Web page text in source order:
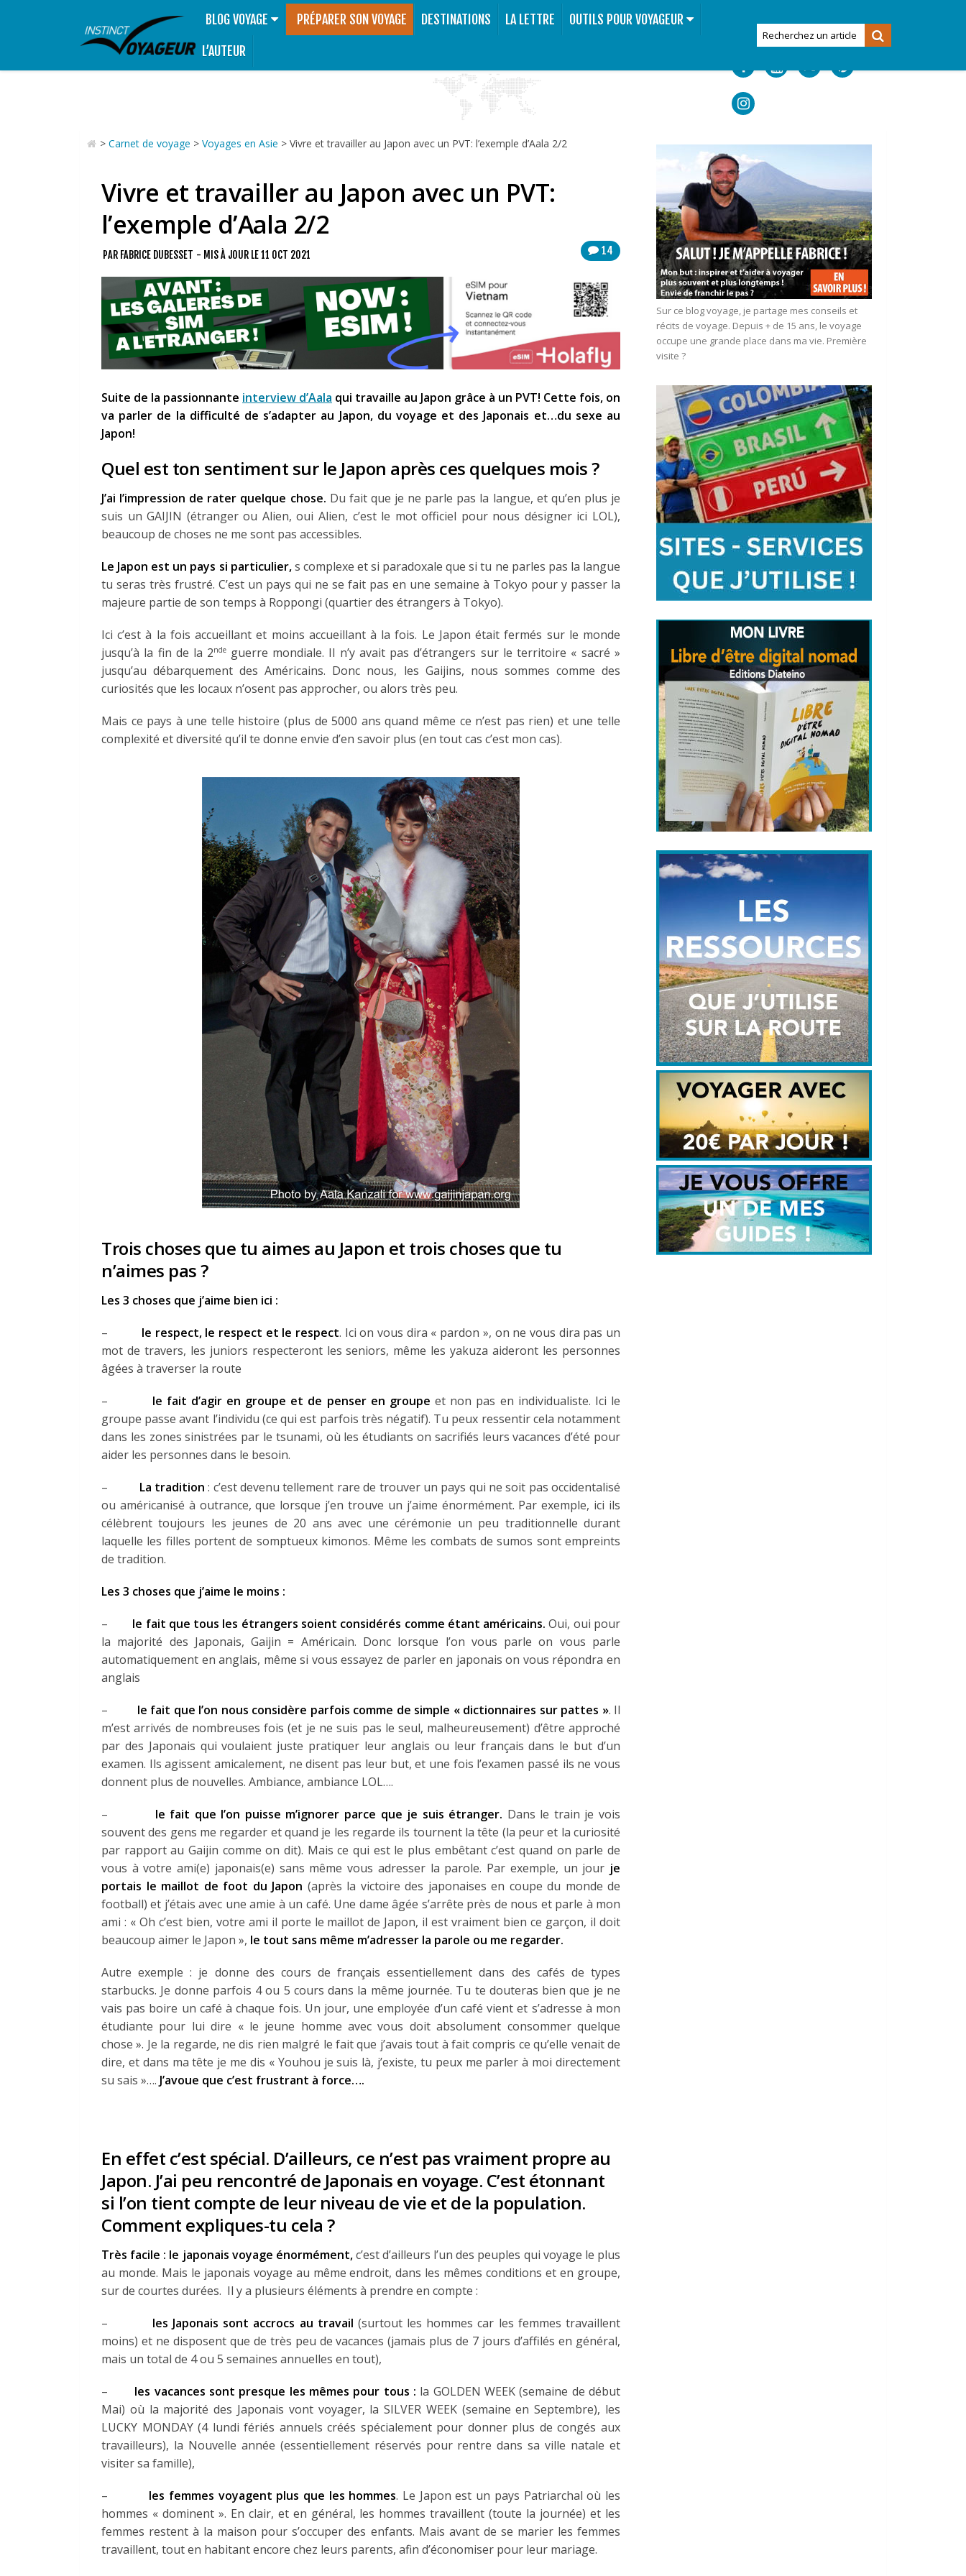
BLOG VOYAGE PRÉPARER SON VOYAGE DESTINATIONS LA LETTRE
OUTILS POUR VOYAGEUR
L’AUTEUR
> Carnet de voyage > Voyages en Asie > Vivre et travailler au Japon avec un PVT: l’exemple d’Aala 2/2
Vivre et travailler au Japon avec un PVT:
l’exemple d’Aala 2/2
14
PAR FABRICE DUBESSET - MIS À JOUR LE11 OCT 2021
Suite de la passionnante interview d’Aala qui travaille au Japon grâce à un PVT! Cette fois, on
va parler de la difficulté de s’adapter au Japon, du voyage et des Japonais et…du sexe au
Japon!
Quel est ton sentiment sur le Japon après ces quelques mois ?
J’ai l’impression de rater quelque chose. Du fait que je ne parle pas la langue, et qu’en plus je
suis un GAIJIN (étranger ou Alien, oui Alien, c’est le mot officiel pour nous désigner ici LOL),
beaucoup de choses ne me sont pas accessibles.
Le Japon est un pays si particulier,s complexe et si paradoxale que si tu ne parles pas la langue
tu seras très frustré. C’est un pays qui ne se fait pas en une semaine à Tokyo pour y passer la
majeure partie de son temps à Roppongi (quartier des étrangers à Tokyo).
Ici c’est à la fois accueillant et moins accueillant à la fois. Le Japon était fermés sur le monde
jusqu’à la fin de la 2nde guerre mondiale. Il n’y avait pas d’étrangers sur le territoire « sacré »
jusqu’au débarquement des Américains. Donc nous, les Gaijins, nous sommes comme des
curiosités que les locaux n’osent pas approcher, ou alors très peu.
Mais ce pays à une telle histoire (plus de 5000 ans quand même ce n’est pas rien) et une telle
complexité et diversité qu’il te donne envie d’en savoir plus (en tout cas c’est mon cas).
Trois choses que tu aimes au Japon et trois choses que tu
n’aimes pas ?
Les 3 choses que j’aime bien ici :
– le respect, le respect et le respect. Ici on vous dira « pardon », on ne vous dira pas un
mot de travers, les juniors respecteront les seniors, même les yakuza aideront les personnes
âgées à traverser la route
– le fait d’agir en groupe et de penser en groupe et non pas en individualiste. Ici le
groupe passe avant l’individu (ce qui est parfois très négatif). Tu peux ressentir cela notamment
dans les zones sinistrées par le tsunami, où les étudiants on sacrifiés leurs vacances d’été pour
aider les personnes dans le besoin.
– La tradition: c’est devenu tellement rare de trouver un pays qui ne soit pas occidentalisé
ou américanisé à outrance, que lorsque j’en trouve un j’aime énormément. Par exemple, ici ils
célèbrent toujours les jeunes de 20 ans avec une cérémonie un peu traditionnelle durant
laquelle les filles portent de somptueux kimonos. Même les combats de sumos sont empreints
de tradition.
Les 3 choses que j’aime le moins :
– le fait que tous les étrangers soient considérés comme étant américains. Oui, oui pour
la majorité des Japonais, Gaijin = Américain. Donc lorsque l’on vous parle on vous parle
automatiquement en anglais, même si vous essayez de parler en japonais on vous répondra en
anglais
– le fait que l’on nous considère parfois comme de simple « dictionnaires sur pattes ». Il
m’est arrivés de nombreuses fois (et je ne suis pas le seul, malheureusement) d’être approché
par des Japonais qui voulaient juste pratiquer leur anglais ou leur français dans le but d’un
examen. Ils agissent amicalement, ne disent pas leur but, et une fois l’examen passé ils ne vous
donnent plus de nouvelles. Ambiance, ambiance LOL….
– le fait que l’on puisse m’ignorer parce que je suis étranger. Dans le train je vois
souvent des gens me regarder et quand je les regarde ils tournent la tête (la peur et la curiosité
par rapport au Gaijin comme on dit). Mais ce qui est le plus embêtant c’est quand on parle de
vous à votre ami(e) japonais(e) sans même vous adresser la parole. Par exemple, un jour je
portais le maillot de foot du Japon (après la victoire des japonaises en coupe du monde de
football) et j’étais avec une amie à un café. Une dame âgée s’arrête près de nous et parle à mon
ami : « Oh c’est bien, votre ami il porte le maillot de Japon, il est vraiment bien ce garçon, il doit
beaucoup aimer le Japon », le tout sans même m’adresser la parole ou me regarder.
Autre exemple : je donne des cours de français essentiellement dans des cafés de types
starbucks. Je donne parfois 4 ou 5 cours dans la même journée. Tu te douteras bien que je ne
vais pas boire un café à chaque fois. Un jour, une employée d’un café vient et s’adresse à mon
étudiante pour lui dire « le jeune homme avec vous doit absolument consommer quelque
chose ». Je la regarde, ne dis rien malgré le fait que j’avais tout à fait compris ce qu’elle venait de
dire, et dans ma tête je me dis « Youhou je suis là, j’existe, tu peux me parler à moi directement
su sais »…. J’avoue que c’est frustrant à force….
En effet c’est spécial. D’ailleurs, ce n’est pas vraiment propre au
Japon. J’ai peu rencontré de Japonais en voyage. C’est étonnant
si l’on tient compte de leur niveau de vie et de la population.
Comment expliques-tu cela ?
Très facile : le japonais voyage énormément,c’est d’ailleurs l’un des peuples qui voyage le plus
au monde. Mais le japonais voyage au même endroit, dans les mêmes conditions et en groupe,
sur de courtes durées. Il y a plusieurs éléments à prendre en compte :
– les Japonais sont accrocs au travail (surtout les hommes car les femmes travaillent
moins) et ne disposent que de très peu de vacances (jamais plus de 7 jours d’affilés en général,
mais un total de 4 ou 5 semaines annuelles en tout),
– les vacances sont presque les mêmes pour tous : la GOLDEN WEEK (semaine de début
Mai) où la majorité des Japonais vont voyager, la SILVER WEEK (semaine en Septembre), les
LUCKY MONDAY (4 lundi fériés annuels créés spécialement pour donner plus de congés aux
travailleurs), la Nouvelle année (essentiellement réservés pour rentre dans sa ville natale et
visiter sa famille),
– les femmes voyagent plus que les hommes. Le Japon est un pays Patriarchal où les
hommes « dominent ». En clair, et en général, les hommes travaillent (toute la journée) et les
femmes restent à la maison pour s’occuper des enfants. Mais avant de se marier les femmes
travaillent, tout en habitant encore chez leurs parents, afin d’économiser pour leur mariage.
Sur ce blog voyage, je partage mes conseils et
récits de voyage. Depuis + de 15 ans, le voyage
occupe une grande place dans ma vie. Première
visite ?